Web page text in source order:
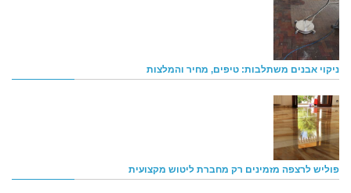
ניקוי אבנים משתלבות: טיפים, מחיר והמלצות
פוליש לרצפה מזמינים רק מחברת ליטוש מקצועית